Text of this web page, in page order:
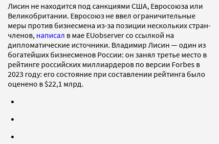
Лисин не находится под санкциями США, Евросоюза или
Великобритании. Евросоюз не ввел ограничительные
меры против бизнесмена из-за позиции нескольких стран-
членов, написал в мае EUobserver со ссылкой на
дипломатические источники. Владимир Лисин — один из
богатейших бизнесменов России: он занял третье место в
рейтинге российских миллиардеров по версии Forbes в
2023 году: его состояние при составлении рейтинга было
оценено в $22,1 млрд.